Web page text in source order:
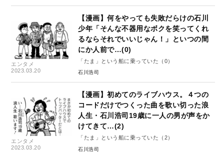
エンタメ
2023.03.20
【漫画】何をやっても失敗だらけの石川
少年「そんな不器用なボクを笑ってくれ
るならそれでいいじゃん！」といつの間
にか人前で…(0)
「たま」という船に乗っていた（0）
石川浩司
エンタメ
2023.03.20
【漫画】初めてのライブハウス。４つの
コードだけでつくった曲を歌い切った浪
人生・石川浩司19歳に一人の男が声をか
けてきて…(2)
「たま」という船に乗っていた（2）
石川浩司